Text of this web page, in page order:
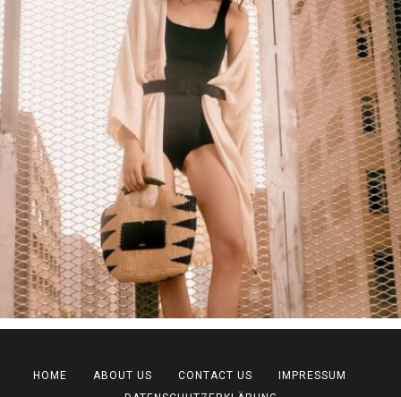
HOME ABOUT US CONTACT US
IMPRESSUM